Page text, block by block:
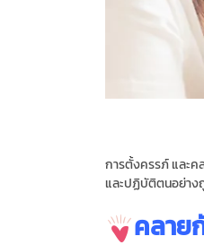
การตั้งครรภ์ และ
และปฏิบัติตนอย่าง
คลาย